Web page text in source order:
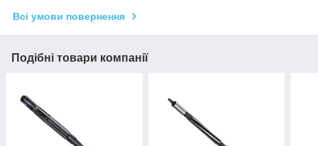
Всі умови повернення
Подібні товари компанії